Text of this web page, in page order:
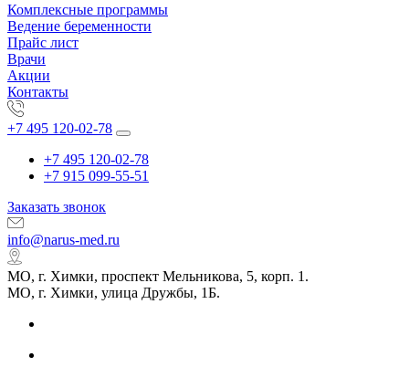
Комплексные программы
Ведение беременности
Прайс лист
Врачи
Акции
Контакты
+7 495 120-02-78
+7 495 120-02-78
+7 915 099-55-51
Заказать звонок
info@narus-med.ru
МО, г. Химки, проспект Мельникова, 5, корп. 1.
МО, г. Химки, улица Дружбы, 1Б.